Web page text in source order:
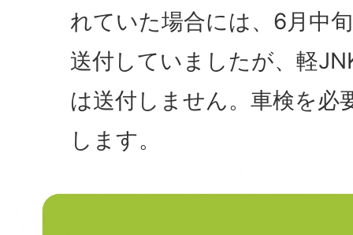
れていた場合には、6月中
送付していましたが、軽
は送付しません。車検を必
します。